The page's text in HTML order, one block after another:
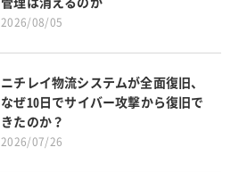
2026/08/05
ニチレイ物流システムが全面復旧、
なぜ10日でサイバー攻撃から復旧で
きたのか？
2026/07/26